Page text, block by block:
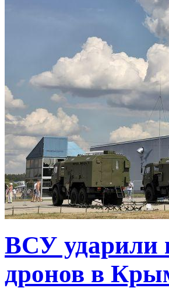
ВСУ ударили
дронов в